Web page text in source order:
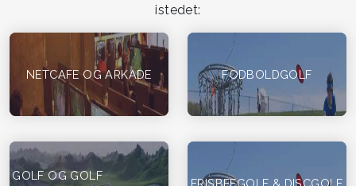
istedet:
NETCAFE OG ARKADE FODBOLDGOLF
GOLF OG GOLF